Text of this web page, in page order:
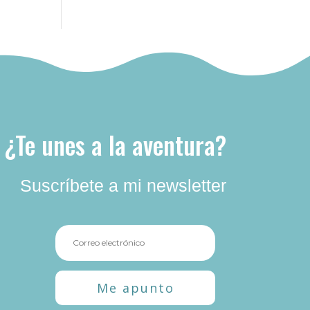
¿Te unes a la aventura?
Suscríbete a mi newsletter
Me apunto